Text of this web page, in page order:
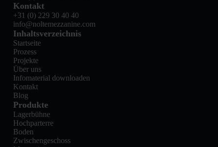
Inhaltsverzeichnis
Startseite
Prozess
Projekte
Über uns
Infomaterial downloaden
Kontakt
Blog
Produkte
Lagerbühne
Hochparterre
Boden
Zwischengeschoss
Kontakt
+31 (0) 229 30 40 40
info@noltemezzanine.com